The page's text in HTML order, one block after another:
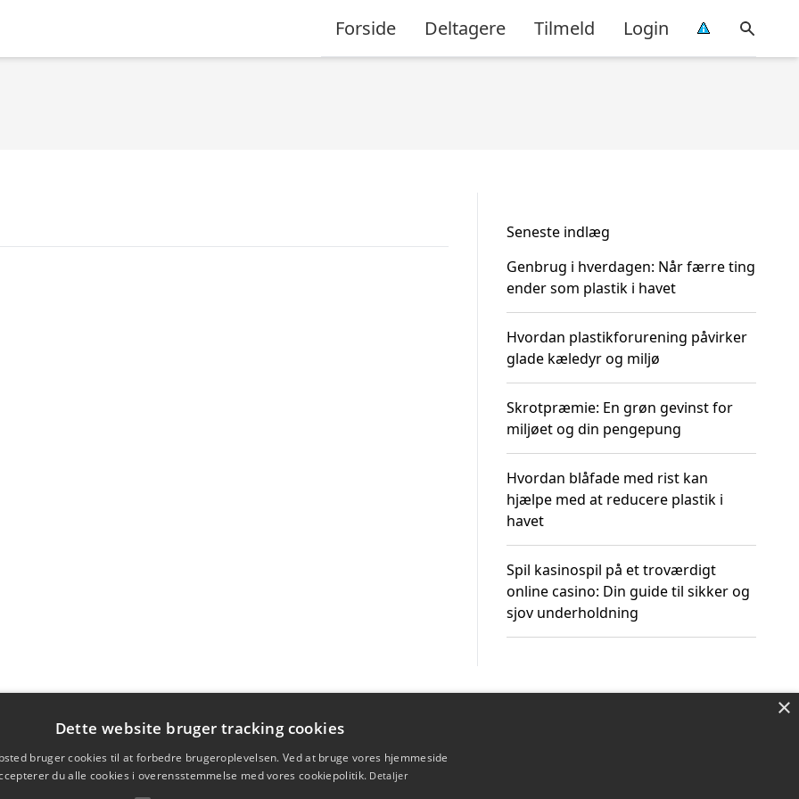
Forside Deltagere Tilmeld Login
Seneste indlæg
Genbrug i hverdagen: Når færre ting
ender som plastik i havet
Hvordan plastikforurening påvirker
glade kæledyr og miljø
Skrotpræmie: En grøn gevinst for
miljøet og din pengepung
Hvordan blåfade med rist kan
hjælpe med at reducere plastik i
havet
Spil kasinospil på et troværdigt
online casino: Din guide til sikker og
sjov underholdning
×
Dette website bruger tracking cookies
bruger cookies til at forbedre brugeroplevelsen. Ved at bruge vores hjemmeside
du alle cookies i overensstemmelse med vores cookiepolitik. Detaljer